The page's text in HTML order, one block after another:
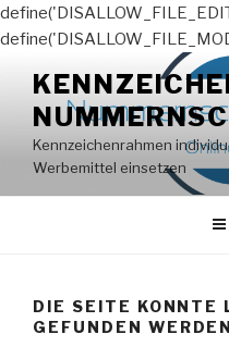
Inhalt
springen
Kennzeichenrahmen
Werbemittel einsetzen
DIE SEITE KONNTE
GEFUNDEN